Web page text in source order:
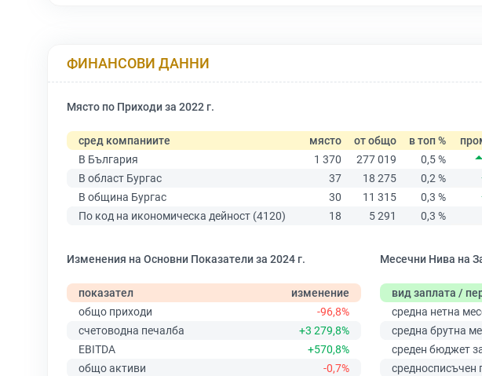
ФИНАНСОВИ ДАННИ
Място по Приходи за 2022 г.
сред компаниите място от общо в топ %
В България
1 370 277 019 0,5 %
В област Бургас
37 18 275 0,2 %
В община Бургас
30 11 315 0,3 %
По код на икономическа дейност (4120)
18 5 291 0,3 %
Изменения на Основни Показатели за 2024 г.
показател
изменение
общо приходи
-96,8%
счетоводна печалба
+3 279,8%
EBITDA
+570,8%
общо активи
-0,7%
Месечни Нива на
вид заплата /
средна нетна
средна брутна
среден бюджет
средносписъчен